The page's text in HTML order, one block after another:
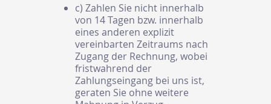
c) Zahlen Sie nicht innerhalb
von 14 Tagen bzw. innerhalb
eines anderen explizit
vereinbarten Zeitraums nach
Zugang der Rechnung, wobei
fristwahrend der
Zahlungseingang bei uns ist,
geraten Sie ohne weitere